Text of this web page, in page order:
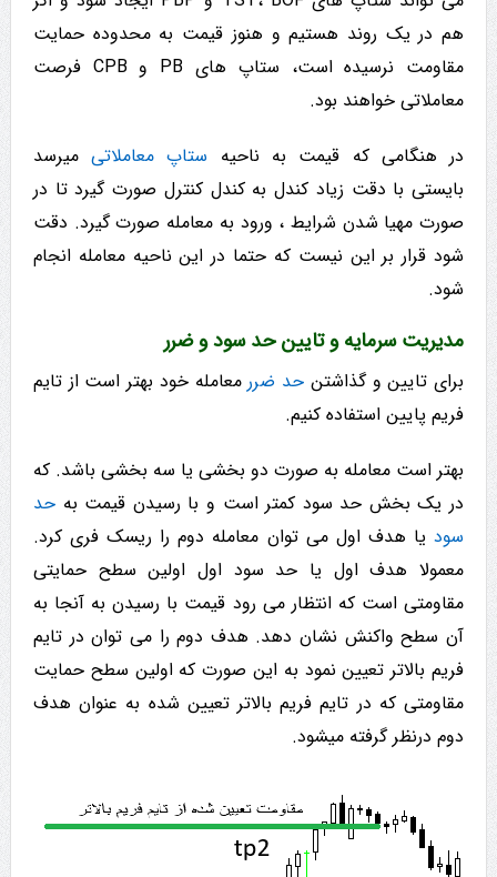
هم در یک روند هستیم و هنوز قیمت به محدوده حمایت
مقاومت نرسیده است، ستاپ های PB و CPB فرصت
معاملاتی خواهند بود.
در هنگامی که قیمت به ناحیه ستاپ معاملاتیمیرسد
بایستی با دقت زیاد کندل به کندل کنترل صورت گیرد تا در
صورت مهیا شدن شرایط ، ورود به معامله صورت گیرد. دقت
شود قرار بر این نیست که حتما در این ناحیه معامله انجام
شود.
مدیریت سرمایه و تایین حد سود و ضرر
برای تایین و گذاشتن حد ضرر معامله خود بهتر است از تایم
فریم پایین استفاده کنیم.
بهتر است معامله به صورت دو بخشی یا سه بخشی باشد. که
در یک بخش حد سود کمتر است و با رسیدن قیمت بهحد
سودیا هدف اول می توان معامله دوم را ریسک فری کرد.
معمولا هدف اول یا حد سود اول اولین سطح حمایتی
مقاومتی است که انتظار می رود قیمت با رسیدن به آنجا به
آن سطح واکنش نشان دهد. هدف دوم را می توان در تایم
فریم بالاتر تعیین نمود به این صورت که اولین سطح حمایت
مقاومتی که در تایم فریم بالاتر تعیین شده به عنوان هدف
دوم درنظر گرفته می­شود.